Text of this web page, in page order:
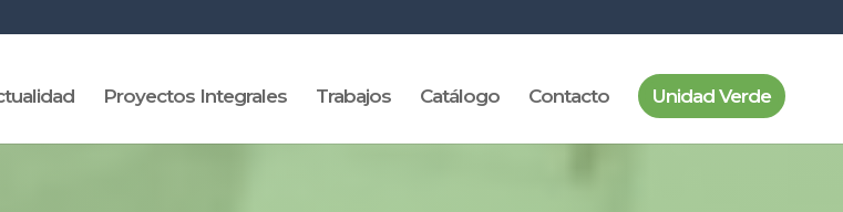
Proyectos Integrales Trabajos Catálogo Contacto Unidad Verde